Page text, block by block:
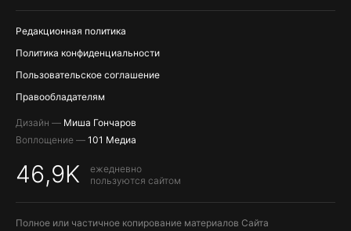
Редакционная политика
Политика конфиденциальности
Пользовательское соглашение
Правообладателям
Дизайн — Миша Гончаров
Воплощение — 101 Медиа
46,9K
ежедневно
пользуются сайтом
Полное или частичное копирование материалов Сайта